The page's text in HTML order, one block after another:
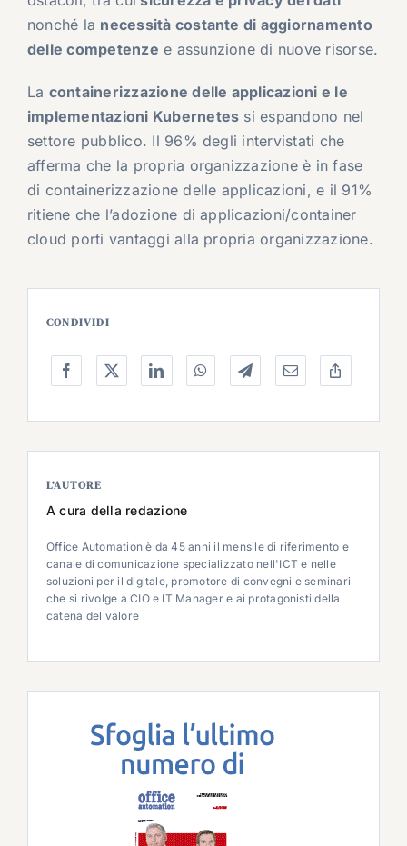
nonché la necessità costante di aggiornamento
delle competenze e assunzione di nuove risorse.
La containerizzazione delle applicazioni e le
implementazioni Kubernetes si espandono nel
settore pubblico. Il 96% degli intervistati che
afferma che la propria organizzazione è in fase
di containerizzazione delle applicazioni, e il 91%
ritiene che l’adozione di applicazioni/container
cloud porti vantaggi alla propria organizzazione.
CONDIVIDI
L’AUTORE
A cura della redazione
Office Automation è da 45 anni il mensile di riferimento e
canale di comunicazione specializzato nell'ICT e nelle
soluzioni per il digitale, promotore di convegni e seminari
che si rivolge a CIO e IT Manager e ai protagonisti della
catena del valore